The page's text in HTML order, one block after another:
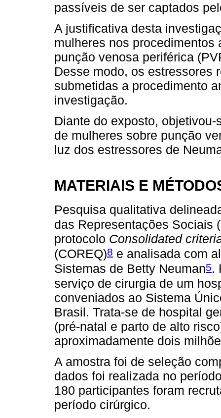
passíveis de ser captados
A justificativa desta
mulheres nos
punção venosa periférica
Desse modo, os estressores
submetidas a procedimento
investigação.
Diante do exposto,
de mulheres sobre punção
luz dos estressores de
MATERIAIS E
Pesquisa qualitativa
das Representações Sociais
protocolo Consolidated
(COREQ)8 e analisada com
Sistemas de Betty Neuman5.
serviço de cirurgia de um
conveniados ao Sistema
Brasil. Trata-se de hospital
(pré-natal e parto de alto
aproximadamente dois
A amostra foi de seleção
dados foi realizada no
180 participantes foram
período cirúrgico.